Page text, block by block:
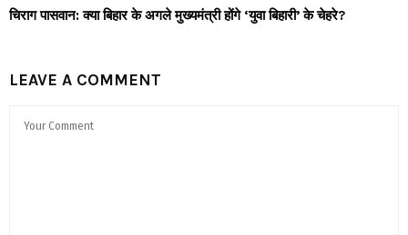
चिराग पासवान: क्या बिहार के अगले मुख्यमंत्री होंगे ‘युवा बिहारी’ के चेहरे?
LEAVE A COMMENT